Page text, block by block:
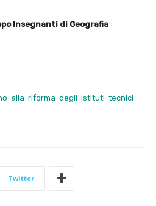
Insegnanti di Geografia
alla-riforma-degli-istituti-tecnici
Twitter